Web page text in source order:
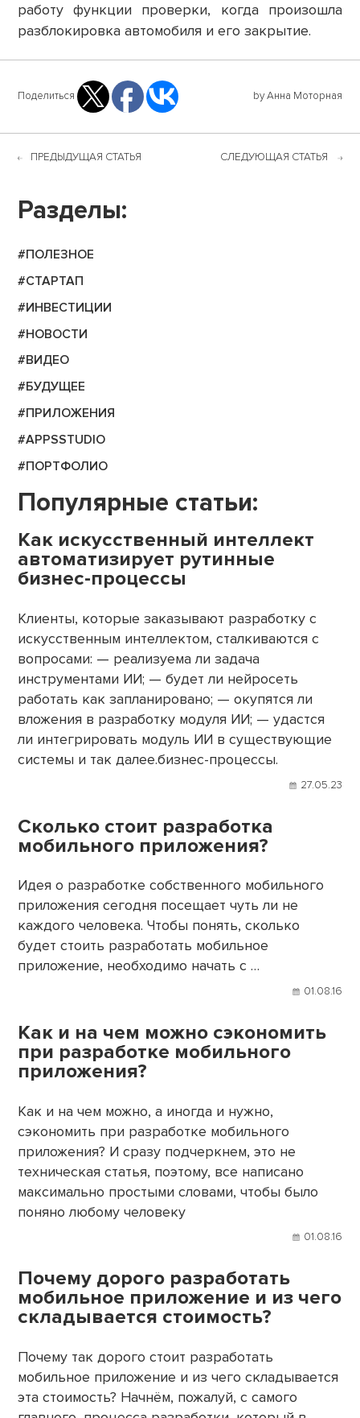
работу функции проверки, когда произошла
разблокировка автомобиля и его закрытие.
Поделиться by Анна Моторная
ПРЕДЫДУЩАЯ СТАТЬЯ СЛЕДУЮЩАЯ СТАТЬЯ
Разделы:
#ПОЛЕЗНОЕ
#СТАРТАП
#ИНВЕСТИЦИИ
#НОВОСТИ
#ВИДЕО
#БУДУЩЕЕ
#ПРИЛОЖЕНИЯ
#APPSSTUDIO
#ПОРТФОЛИО
Популярные статьи:
Как искусственный интеллект
автоматизирует рутинные
бизнес-процессы
Клиенты, которые заказывают разработку с
искусственным интеллектом, сталкиваются с
вопросами: — реализуема ли задача
инструментами ИИ; — будет ли нейросеть
работать как запланировано; — окупятся ли
вложения в разработку модуля ИИ; — удастся
ли интегрировать модуль ИИ в существующие
системы и так далее.бизнес-процессы.
27.05.23
Сколько стоит разработка
мобильного приложения?
Идея о разработке собственного мобильного
приложения сегодня посещает чуть ли не
каждого человека. Чтобы понять, сколько
будет стоить разработать мобильное
приложение, необходимо начать с …
01.08.16
Как и на чем можно сэкономить
при разработке мобильного
приложения?
Как и на чем можно, а иногда и нужно,
сэкономить при разработке мобильного
приложения? И сразу подчеркнем, это не
техническая статья, поэтому, все написано
максимально простыми словами, чтобы было
поняно любому человеку
01.08.16
Почему дорого разработать
мобильное приложение и из чего
складывается стоимость?
Почему так дорого стоит разработать
мобильное приложение и из чего складывается
эта стоимость? Начнём, пожалуй, с самого